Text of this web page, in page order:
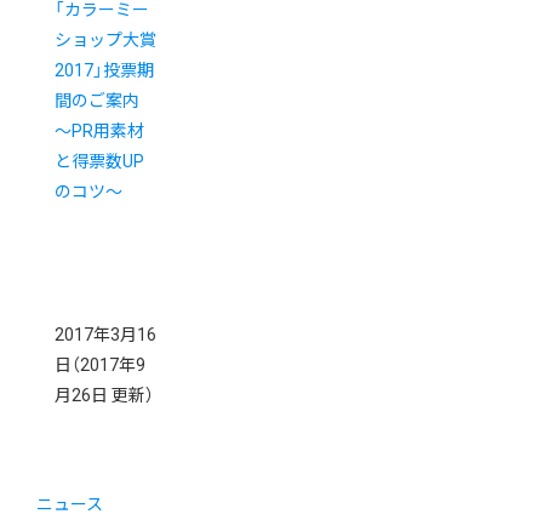
「カラーミー
ショップ大賞
2017」投票期
間のご案内
〜PR用素材
と得票数UP
のコツ〜
2017年3月16
日 （2017年9
月26日 更新）
ニュース